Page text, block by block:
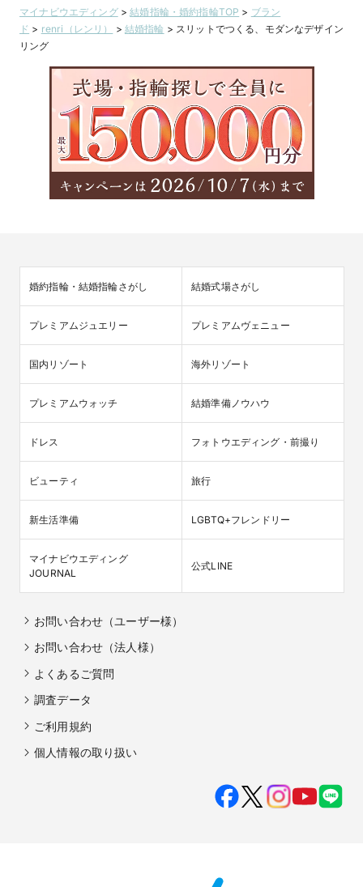
マイナビウエディング>結婚指輪・婚約指輪TOP > ブラン
ド > renri（レンリ） > 結婚指輪 > スリットでつくる、モダンなデザイン
リング
婚約指輪・結婚指輪さがし 結婚式場さがし
プレミアムジュエリー プレミアムヴェニュー
国内リゾート 海外リゾート
プレミアムウォッチ 結婚準備ノウハウ
ドレス フォトウエディング・前撮り
ビューティ 旅行
新生活準備 LGBTQ+フレンドリー
マイナビウエディング
JOURNAL
公式LINE
お問い合わせ（ユーザー様）
お問い合わせ（法人様）
よくあるご質問
調査データ
ご利用規約
個人情報の取り扱い